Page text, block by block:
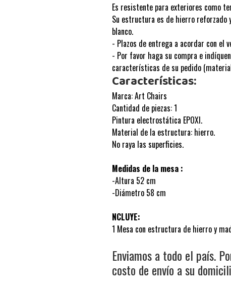
Es resistente para exteriores como
Su estructura es de hierro reforzado
blanco.
- Plazos de entrega a acordar con el
- Por favor haga su compra e
características de su pedido
Características:
Marca: Art Chairs
Cantidad de piezas: 1
Pintura electrostática EPOXI.
Material de la estructura: hierro.
No raya las superficies.
Medidas de la mesa :
-Altura 52 cm
-Diámetro 58 cm
NCLUYE:
1 Mesa con estructura de hierro y
Enviamos a todo el país.
costo de envío a su